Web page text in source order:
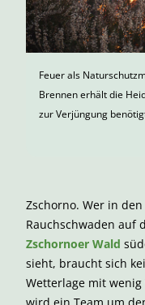
Feuer als
Brennen erhält die
zur Verjüngung
Zschorno. Wer in
Rauchschwaden auf
Zschornoer Wald
sieht, braucht sich
Wetterlage mit